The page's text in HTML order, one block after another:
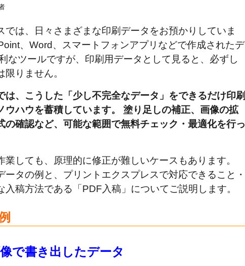
は、日々さまざまな印刷データをお預かりしていま
、Word、スマートフォンアプリなどで作成されたデ
なツールですが、印刷用データとして見ると、必ずし
りません。
は、こうした「少し不完全なデータ」をできるだけ印刷
ウハウを蓄積しています。 塗り足しの補正、画像の拡
の確認など、可能な範囲で無料チェック・最適化を行っ
しても、原理的に修正が難しいケースもあります。
タの例と、プリントエクスプレスで対応できること・
稿方法である「PDF入稿」についてご説明します。
で書き出したデータ